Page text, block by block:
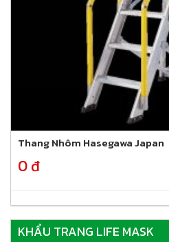
Thang Nhôm Hasegawa Japan
0 đ
KHẨU TRANG LIFE MASK